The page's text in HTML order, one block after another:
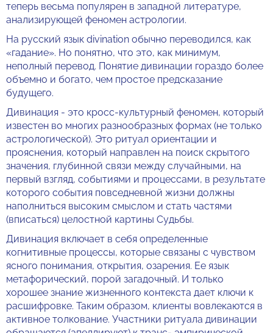
теперь весьма популярен в западной литературе,
анализирующей феномен астрологии.
На русский язык divination обычно переводился, как
«гадание». Но понятно, что это, как минимум,
неполный перевод. Понятие дивинации гораздо более
объемно и богато, чем простое предсказание
будущего.
Дивинация - это кросс-культурный феномен, который
известен во многих разнообразных формах (не только
астрологической). Это ритуал ориентации и
прояснения, который направлен на поиск скрытого
значения, глубинной связи между случайными, на
первый взгляд, событиями и процессами, в результате
которого события повседневной жизни должны
наполниться высоким смыслом и стать частями
(вписаться) целостной картины Судьбы.
Дивинация включает в себя определенные
когнитивные процессы, которые связаны с чувством
ясного понимания, открытия, озарения. Ее язык
метафорический, порой загадочный. И только
хорошее знание жизненного контекста дает ключи к
расшифровке. Таким образом, клиенты вовлекаются в
активное толкование. Участники ритуала дивинации